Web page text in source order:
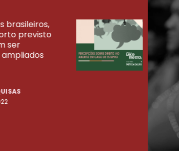
brasileiros,
previsto
ser
23